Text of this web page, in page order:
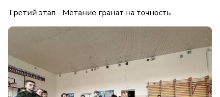
Третий этап - Метание гранат на точность.